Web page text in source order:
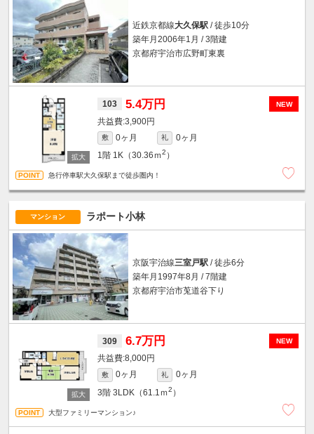
近鉄京都線大久保駅/ 徒歩10分
築年月2006年1月 / 3階建
京都府宇治市広野町東裏
NEW
103 5.4万円
3,900円
敷 0ヶ月 礼
0ヶ月
1階 1K（30.36ｍ2 ）
急行停車駅大久保駅まで徒歩圏内！
マンション ラポート小林
京阪宇治線三室戸駅/ 徒歩6分
築年月1997年8月 / 7階建
京都府宇治市莵道谷下り
NEW
309 6.7万円
8,000円
敷 0ヶ月 礼
0ヶ月
3階 3LDK（61.1ｍ2 ）
大型ファミリーマンション♪